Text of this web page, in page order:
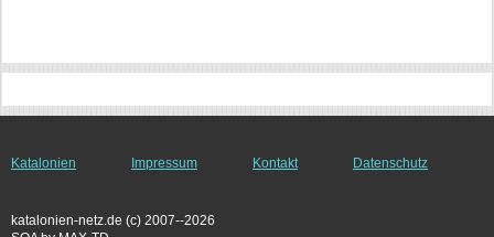
Katalonien Impressum Kontakt Datenschutz
katalonien-netz.de (c) 2007--2026